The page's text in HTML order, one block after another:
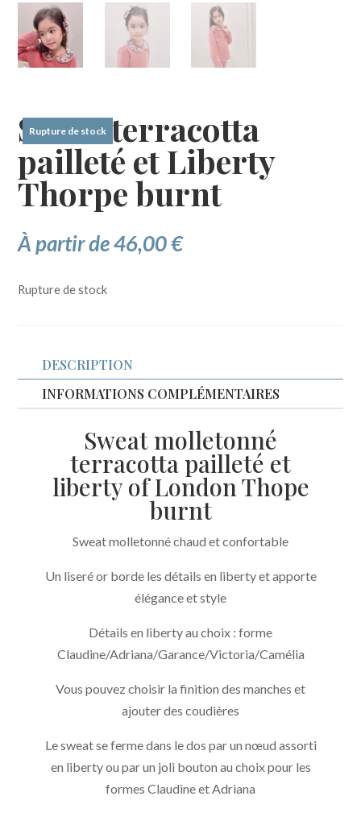
Sweat terracotta
pailleté et Liberty
Thorpe burnt
À partir de46,00€
Rupture de stock
Rupture de stock
DESCRIPTION
INFORMATIONS COMPLÉMENTAIRES
Sweat molletonné
terracotta pailleté et
liberty of London Thope
burnt
Sweat molletonné chaud et confortable
Un liseré or borde les détails en liberty et apporte
élégance et style
Détails en liberty au choix : forme
Claudine/Adriana/Garance/Victoria/Camélia
Vous pouvez choisir la finition des manches et
ajouter des coudières
Le sweat se ferme dans le dos par un nœud assorti
en liberty ou par un joli bouton au choix pour les
formes Claudine et Adriana